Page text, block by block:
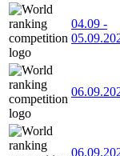
04.09 -